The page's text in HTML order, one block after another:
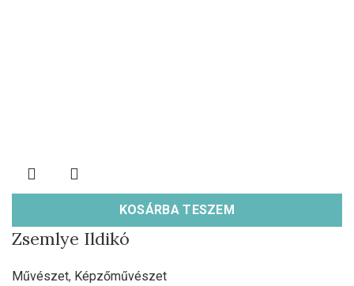
KOSÁRBA TESZEM
Zsemlye Ildikó
Művészet, Képzőművészet